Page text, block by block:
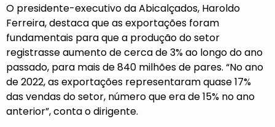
O presidente-executivo da Abicalçados, Haroldo
Ferreira, destaca que as exportações foram
fundamentais para que a produção do setor
registrasse aumento de cerca de 3% ao longo do ano
passado, para mais de 840 milhões de pares. “No ano
de 2022, as exportações representaram quase 17%
das vendas do setor, número que era de 15% no ano
anterior”, conta o dirigente.